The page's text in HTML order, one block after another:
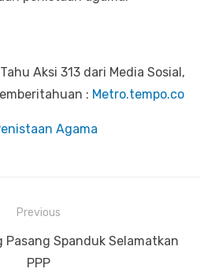
Aksi 313 dari Media Sosial,
: Metro.tempo.co
Agama
Previous
Spanduk Selamatkan
PPP